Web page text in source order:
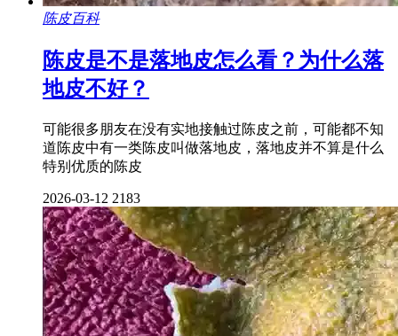
陈皮百科
陈皮是不是落地皮怎么看？为什么落
地皮不好？
可能很多朋友在没有实地接触过陈皮之前，可能都不知
道陈皮中有一类陈皮叫做落地皮，落地皮并不算是什么
特别优质的陈皮
2026-03-12 2183